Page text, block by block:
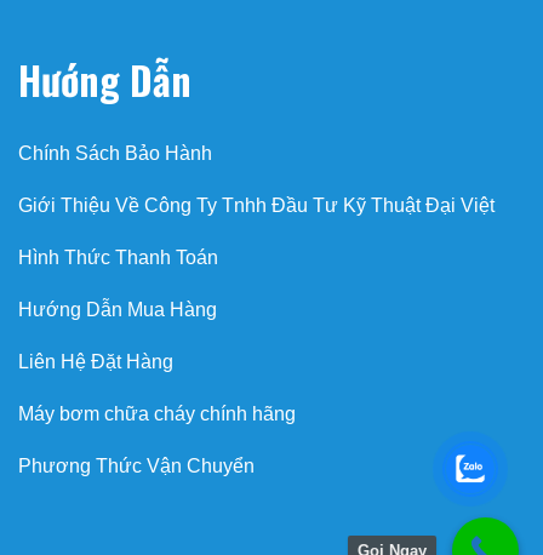
Hướng Dẫn
Chính Sách Bảo Hành
Giới Thiệu Về Công Ty Tnhh Đầu Tư Kỹ Thuật Đại Việt
Hình Thức Thanh Toán
Hướng Dẫn Mua Hàng
Liên Hệ Đặt Hàng
Máy bơm chữa cháy chính hãng
Phương Thức Vận Chuyển
Gọi Ngay